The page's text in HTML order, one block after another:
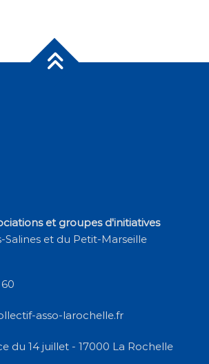
et groupes d'initiatives
Salines et du Petit-Marseille
asso-larochelle.fr
du 14 juillet - 17000 La Rochelle